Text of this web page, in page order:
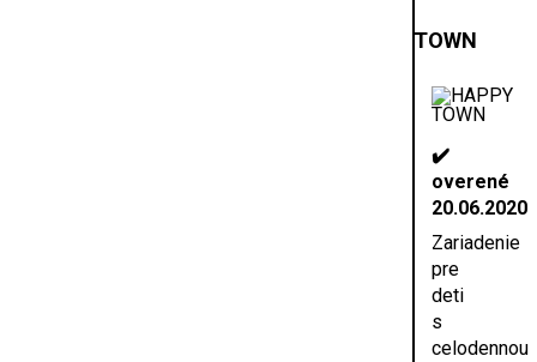
TOWN
✔️
overené
20.06.2020
Zariadenie
pre
deti
s
celodennou